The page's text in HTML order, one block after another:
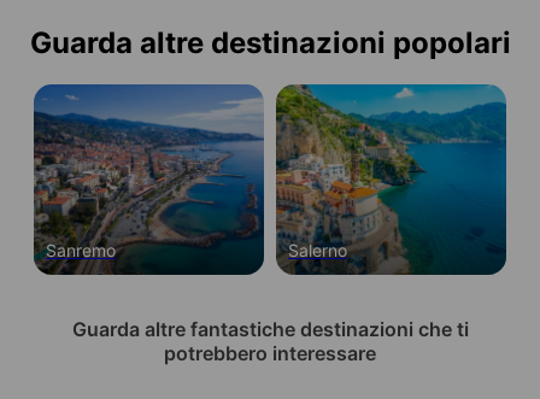
Guarda altre destinazioni popolari
Sanremo Salerno
Guarda altre fantastiche destinazioni che ti
potrebbero interessare